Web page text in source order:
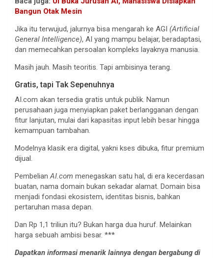
Bangun Otak Mesin
Jika itu terwujud, jalurnya bisa mengarah ke AGI (Artificial
General Intelligence), AI yang mampu belajar, beradaptasi,
dan memecahkan persoalan kompleks layaknya manusia.
Masih jauh. Masih teoritis. Tapi ambisinya terang.
Gratis, tapi Tak Sepenuhnya
AI.com akan tersedia gratis untuk publik. Namun
perusahaan juga menyiapkan paket berlangganan dengan
fitur lanjutan, mulai dari kapasitas input lebih besar hingga
kemampuan tambahan.
Modelnya klasik era digital, yakni kses dibuka, fitur premium
dijual.
PembelianAI.com menegaskan satu hal, di era kecerdasan
buatan, nama domain bukan sekadar alamat. Domain bisa
menjadi fondasi ekosistem, identitas bisnis, bahkan
pertaruhan masa depan.
Dan Rp 1,1 triliun itu? Bukan harga dua huruf. Melainkan
harga sebuah ambisi besar. ***
Dapatkan informasi menarik lainnya dengan bergabung di